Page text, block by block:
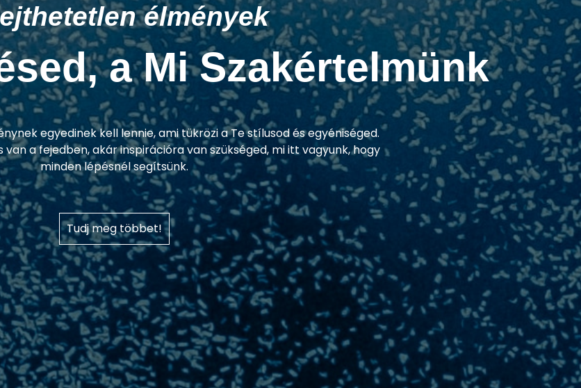
élmények
a Mi Szakértelmünk
egyedinek kell lennie, ami tükrözi a Te stílusod és egyéniséged.
a fejedben, akár inspirációra van szükséged, mi itt vagyunk, hogy
minden lépésnél segítsünk.
Tudj meg többet!